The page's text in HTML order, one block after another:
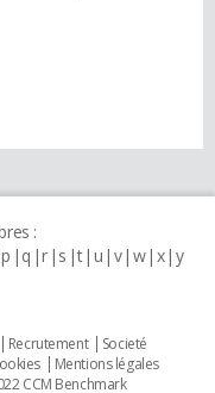
:
p q r s t u v w x y
Recrutement
Societé
Mentions légales
CCM Benchmark